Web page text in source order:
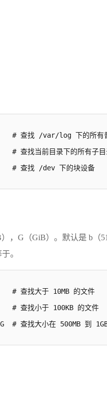
# 查找 /var/log 下的所有
# 查找当前目录下的所有子目
# 查找 /dev 下的块设备
，G（GiB）。默认是 b（
。
# 查找大于 10MB 的文件
# 查找小于 100KB 的文件
查找大小在 500MB 到